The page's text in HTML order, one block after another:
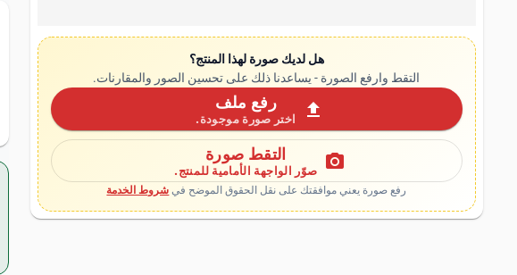
هل لديك صورة لهذا المنتج؟
التقط وارفع الصورة - يساعدنا ذلك على تحسين الصور والمقارنات.
upload رفع ملف
اختر صورة موجودة.
photo_camera التقط صورة
صوّر الواجهة الأمامية للمنتج.
رفع صورة يعني موافقتك على نقل الحقوق الموضح في شروط الخدمة